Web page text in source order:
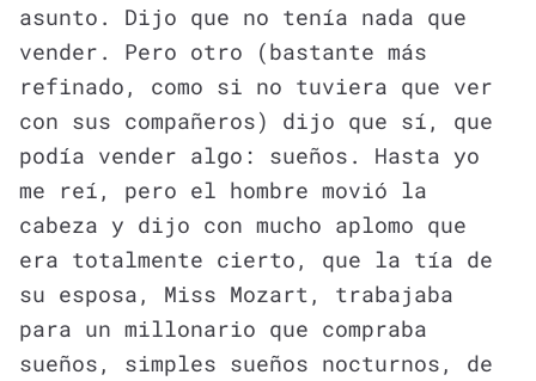
asunto. Dijo que no tenía nada que
vender. Pero otro (bastante más
refinado, como si no tuviera que ver
con sus compañeros) dijo que sí, que
podía vender algo: sueños. Hasta yo
me reí, pero el hombre movió la
cabeza y dijo con mucho aplomo que
era totalmente cierto, que la tía de
su esposa, Miss Mozart, trabajaba
para un millonario que compraba
sueños, simples sueños nocturnos, de